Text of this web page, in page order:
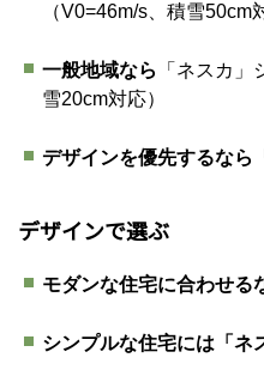
（V0=46m/s、積雪50cm
一般地域なら
「ネスカ
雪20cm対応）
デザインを優先するなら
デザインで選ぶ
モダンな住宅に合わせる
シンプルな住宅には「ネ